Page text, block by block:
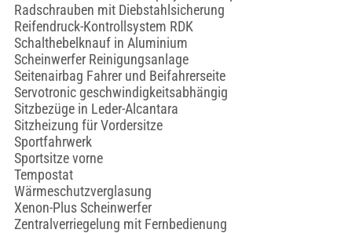
Radschrauben mit Diebstahlsicherung
Reifendruck-Kontrollsystem RDK
Schalthebelknauf in Aluminium
Scheinwerfer Reinigungsanlage
Seitenairbag Fahrer und Beifahrerseite
Servotronic geschwindigkeitsabhängig
Sitzbezüge in Leder-Alcantara
Sitzheizung für Vordersitze
Sportfahrwerk
Sportsitze vorne
Tempostat
Wärmeschutzverglasung
Xenon-Plus Scheinwerfer
Zentralverriegelung mit Fernbedienung